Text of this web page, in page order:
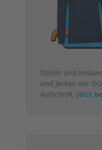
Stylish und
und Jacken der
Aufschrift. Jetzt